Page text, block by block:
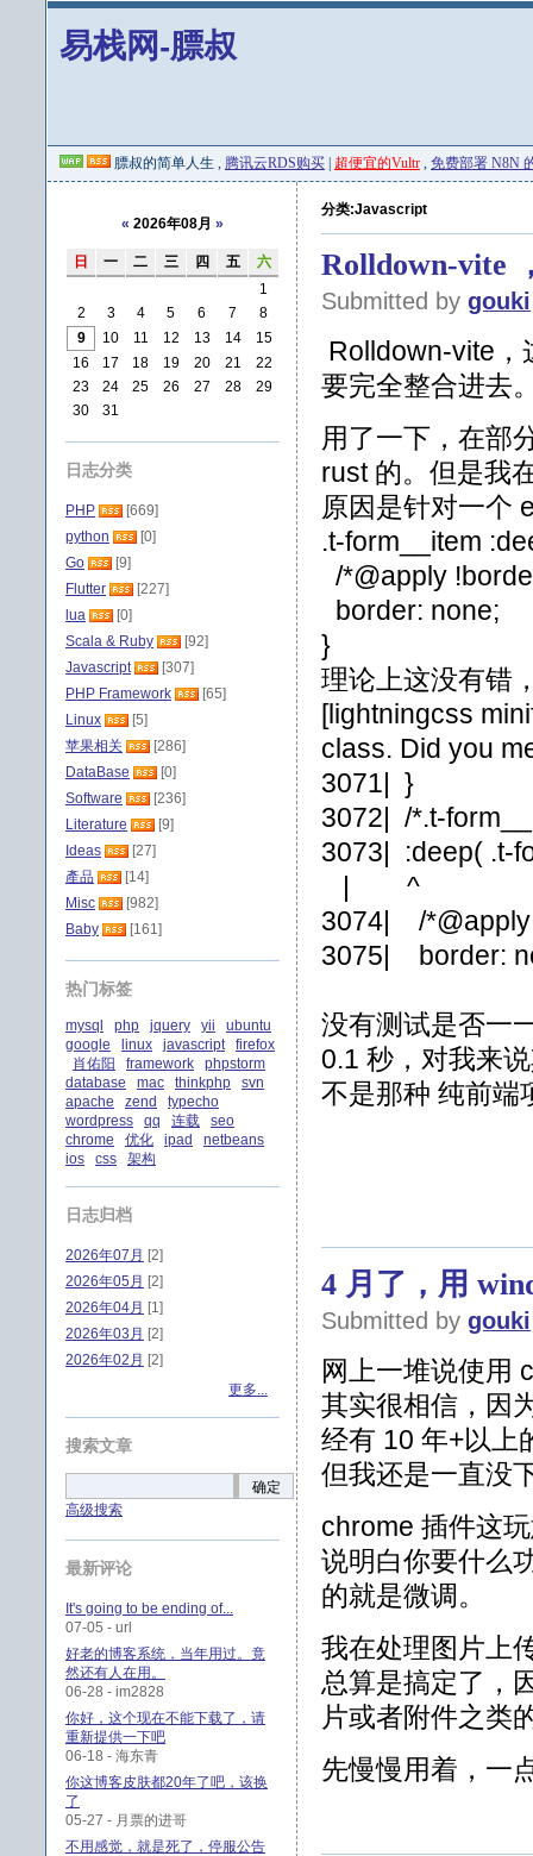
易栈网-膘叔
膘叔的简单人生 , 腾讯云RDS购买 超便宜的Vultr , 免费部署 N8N
分类:Javascript
Rolldown-vite
Submitted by gouki
Rolldown-vite，
要完全整合进去
用了一下，在部
rust 的。但是我
原因是针对一个
.t-form__item
/*@apply
border: none;
}
理论上这没有错
[lightningcss
class. Did you
3071| }
3072| /*.t-
3073| :deep( .t-
| ^
3074| /*@apply
3075| border:
没有测试是否一
0.1 秒，对我来
不是那种 纯前端
4 月了，用
Submitted by gouki
网上一堆说使用
其实很相信，因
经有 10 年+以上
但我还是一直没
chrome 插件这
说明白你要什么
的就是微调。
我在处理图片上
总算是搞定了，
片或者附件之类
先慢慢用着，一
« 2026年08月 »
日 一 二 三 四 五
六
1
2
3 4 5 6 7
8
9
10 11 12 13 14
15
16
17 18 19 20 21
22
23
24 25 26 27 28
29
30
31
日志分类
PHP
[669]
python
[0]
Go
[9]
Flutter
[227]
lua
[0]
Scala & Ruby
[92]
Javascript
[307]
PHP Framework
[65]
Linux
[5]
苹果相关
[286]
DataBase
[0]
Software
[236]
Literature
[9]
Ideas
[27]
產品
[14]
Misc
[982]
Baby
[161]
热门标签
mysql php jquery yii
ubuntu
google
linux javascript
firefox
肖佑阳
framework
phpstorm
database
mac thinkphp
svn
apache
zend
typecho
wordpress
qq 连载
seo
chrome
优化 ipad
netbeans
ios
css 架构
日志归档
2026年07月 [2]
2026年05月 [2]
2026年04月 [1]
2026年03月 [2]
2026年02月 [2]
更多...
搜索文章
确定
高级搜索
最新评论
It's going to be ending of...
07-05 - url
好老的博客系统，当年用过。竟
然还有人在用。
06-28 - im2828
你好，这个现在不能下载了，请
重新提供一下吧
06-18 - 海东青
你这博客皮肤都20年了吧，该换
了
05-27 - 月票的进哥
不用感觉，就是死了，停服公告